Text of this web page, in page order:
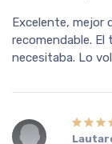
Excelente, mejor
recomendable. El
necesitaba. Lo